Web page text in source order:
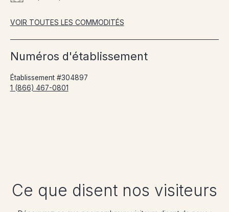
VOIR TOUTES LES COMMODITÉS
Numéros d'établissement
Établissement #304897
1 (866) 467-0801
Ce que disent nos visiteurs